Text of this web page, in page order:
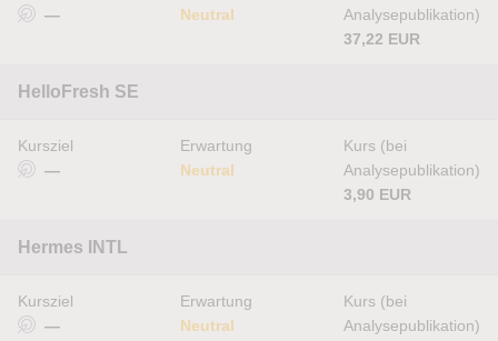
—
Neutral
Analysepublikation)
37,22 EUR
HelloFresh SE
Kursziel
—
Erwartung
Neutral
Kurs (bei
Analysepublikation)
3,90 EUR
Hermes INTL
Kursziel
—
Erwartung
Neutral
Kurs (bei
Analysepublikation)